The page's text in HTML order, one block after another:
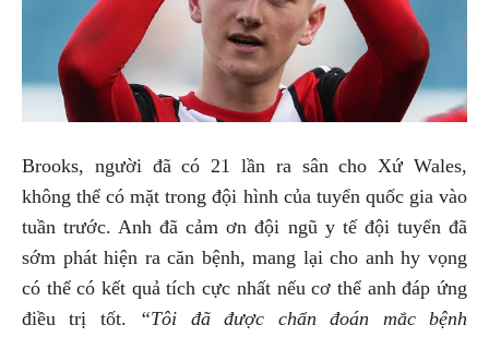
Brooks, người đã có 21 lần ra sân cho Xứ Wales,
không thể có mặt trong đội hình của tuyển quốc gia vào
tuần trước. Anh đã cảm ơn đội ngũ y tế đội tuyển đã
sớm phát hiện ra căn bệnh, mang lại cho anh hy vọng
có thể có kết quả tích cực nhất nếu cơ thể anh đáp ứng
điều trị tốt. “Tôi đã được chẩn đoán mắc bệnh